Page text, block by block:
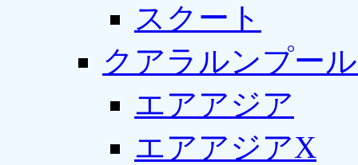
スクート
クアラルンプー
エアアジア
エアアジアX